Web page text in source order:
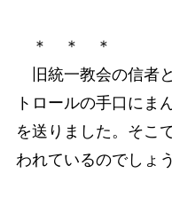
＊ ＊ ＊
旧統一教会の信者
トロールの手口にま
を送りました。そこ
われているのでしょう